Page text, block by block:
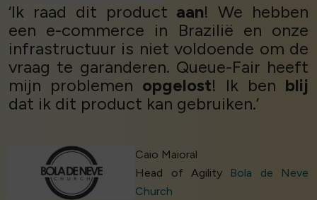
‘Ik raad dit product aan! We hebben
een e-commerce in Brazilië en onze
infrastructuur is niet voldoende om de
vraag te garanderen. Queue-Fair heeft
mijn problemen opgelost! Ik ben blij
dat ik dit product kan gebruiken.’
Caio Maioral
Head of Agility Bola de Neve
Church